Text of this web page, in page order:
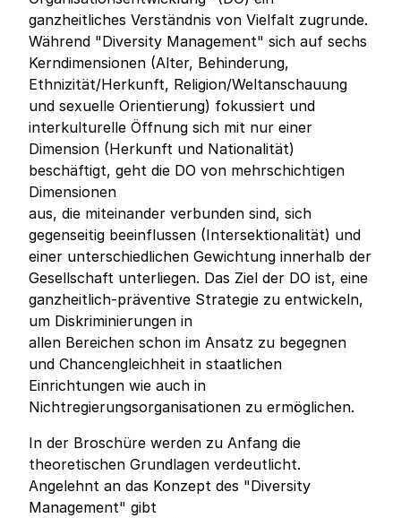
ganzheitliches Verständnis von Vielfalt zugrunde.
Während "Diversity Management" sich auf sechs
Kerndimensionen (Alter, Behinderung,
Ethnizität/Herkunft, Religion/Weltanschauung
und sexuelle Orientierung) fokussiert und
interkulturelle Öffnung sich mit nur einer
Dimension (Herkunft und Nationalität)
beschäftigt, geht die DO von mehrschichtigen
Dimensionen
aus, die miteinander verbunden sind, sich
gegenseitig beeinflussen (Intersektionalität) und
einer unterschiedlichen Gewichtung innerhalb der
Gesellschaft unterliegen. Das Ziel der DO ist, eine
ganzheitlich-präventive Strategie zu entwickeln,
um Diskriminierungen in
allen Bereichen schon im Ansatz zu begegnen
und Chancengleichheit in staatlichen
Einrichtungen wie auch in
Nichtregierungsorganisationen zu ermöglichen.
In der Broschüre werden zu Anfang die
theoretischen Grundlagen verdeutlicht.
Angelehnt an das Konzept des "Diversity
Management" gibt